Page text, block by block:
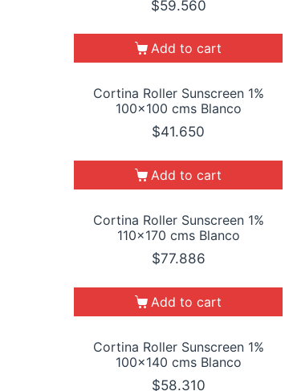
$59.560
Add to cart
Cortina Roller Sunscreen 1%
100×100 cms Blanco
$41.650
Add to cart
Cortina Roller Sunscreen 1%
110×170 cms Blanco
$77.886
Add to cart
Cortina Roller Sunscreen 1%
100×140 cms Blanco
$58.310